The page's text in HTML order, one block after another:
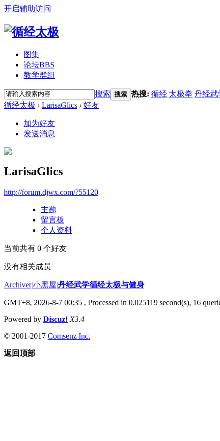
开启辅助访问
图集
论坛BBS
教学群组
搜索 搜索 热搜: 循经 太极拳 丹经武
循经太极 › LarisaGlics › 好友
加为好友
发送消息
LarisaGlics
http://forum.djwx.com/?55120
主题
留言板
个人资料
当前共有 0 个好友
没有相关成员
Archiver|小黑屋|丹经武学循经太极与健身
GMT+8, 2026-8-7 00:35 , Processed in 0.025119 second(s), 16
Powered by Discuz! X3.4
© 2001-2017 Comsenz Inc.
返回顶部